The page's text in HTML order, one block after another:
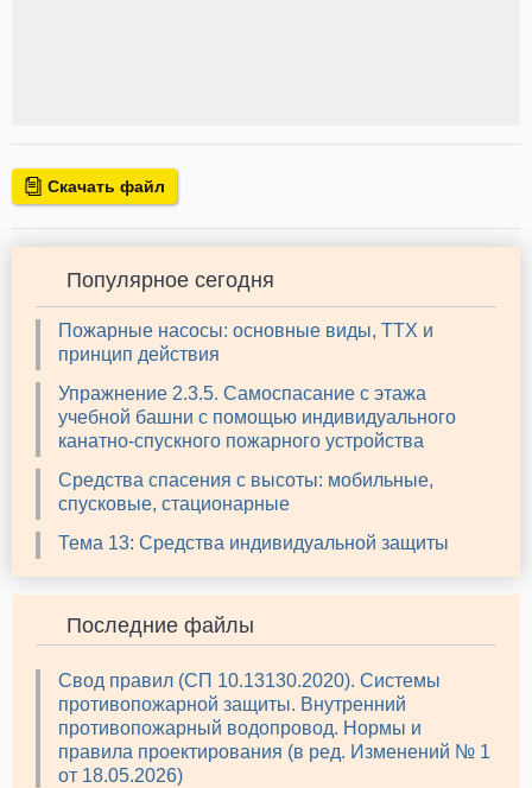
Скачать файл
Популярное сегодня
Пожарные насосы: основные виды, ТТХ и
принцип действия
Упражнение 2.3.5. Самоспасание с этажа
учебной башни с помощью индивидуального
канатно-спускного пожарного устройства
Средства спасения с высоты: мобильные,
спусковые, стационарные
Тема 13: Средства индивидуальной защиты
Последние файлы
Свод правил (СП 10.13130.2020). Системы
противопожарной защиты. Внутренний
противопожарный водопровод. Нормы и
правила проектирования (в ред. Изменений № 1
от 18.05.2026)